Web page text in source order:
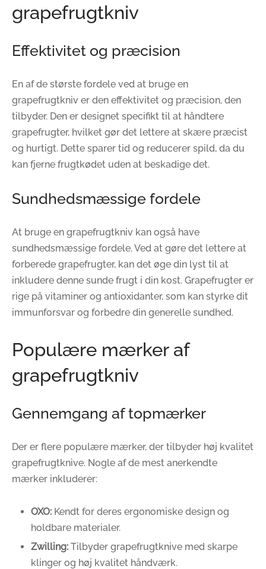
grapefrugtkniv
Effektivitet og præcision
En af de største fordele ved at bruge en
grapefrugtkniv er den effektivitet og præcision, den
tilbyder. Den er designet specifikt til at håndtere
grapefrugter, hvilket gør det lettere at skære præcist
og hurtigt. Dette sparer tid og reducerer spild, da du
kan fjerne frugtkødet uden at beskadige det.
Sundhedsmæssige fordele
At bruge en grapefrugtkniv kan også have
sundhedsmæssige fordele. Ved at gøre det lettere at
forberede grapefrugter, kan det øge din lyst til at
inkludere denne sunde frugt i din kost. Grapefrugter er
rige på vitaminer og antioxidanter, som kan styrke dit
immunforsvar og forbedre din generelle sundhed.
Populære mærker af
grapefrugtkniv
Gennemgang af topmærker
Der er flere populære mærker, der tilbyder høj kvalitet
grapefrugtknive. Nogle af de mest anerkendte
mærker inkluderer:
OXO:Kendt for deres ergonomiske design og
holdbare materialer.
Zwilling:Tilbyder grapefrugtknive med skarpe
klinger og høj kvalitet håndværk.